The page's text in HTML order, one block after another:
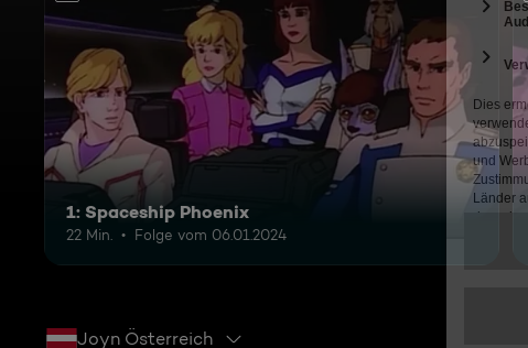
1: Spaceship Phoenix
22 Min. Folge vom 06.01.2024
Joyn Österreich